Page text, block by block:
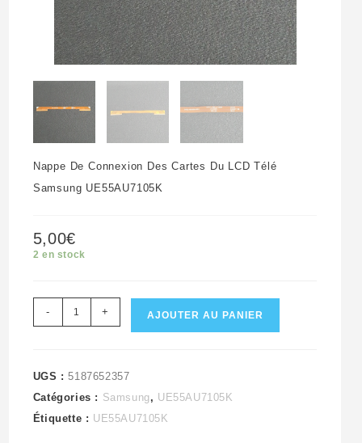
Nappe De Connexion Des Cartes Du LCD Télé
Samsung UE55AU7105K
5,00€
2 en stock
quantité
de
de
connexion
des
- + AJOUTER AU PANIER
UGS :5187652357
Catégories : Samsung, UE55AU7105K
Étiquette : UE55AU7105K